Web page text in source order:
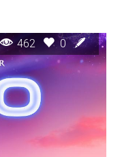
462 0